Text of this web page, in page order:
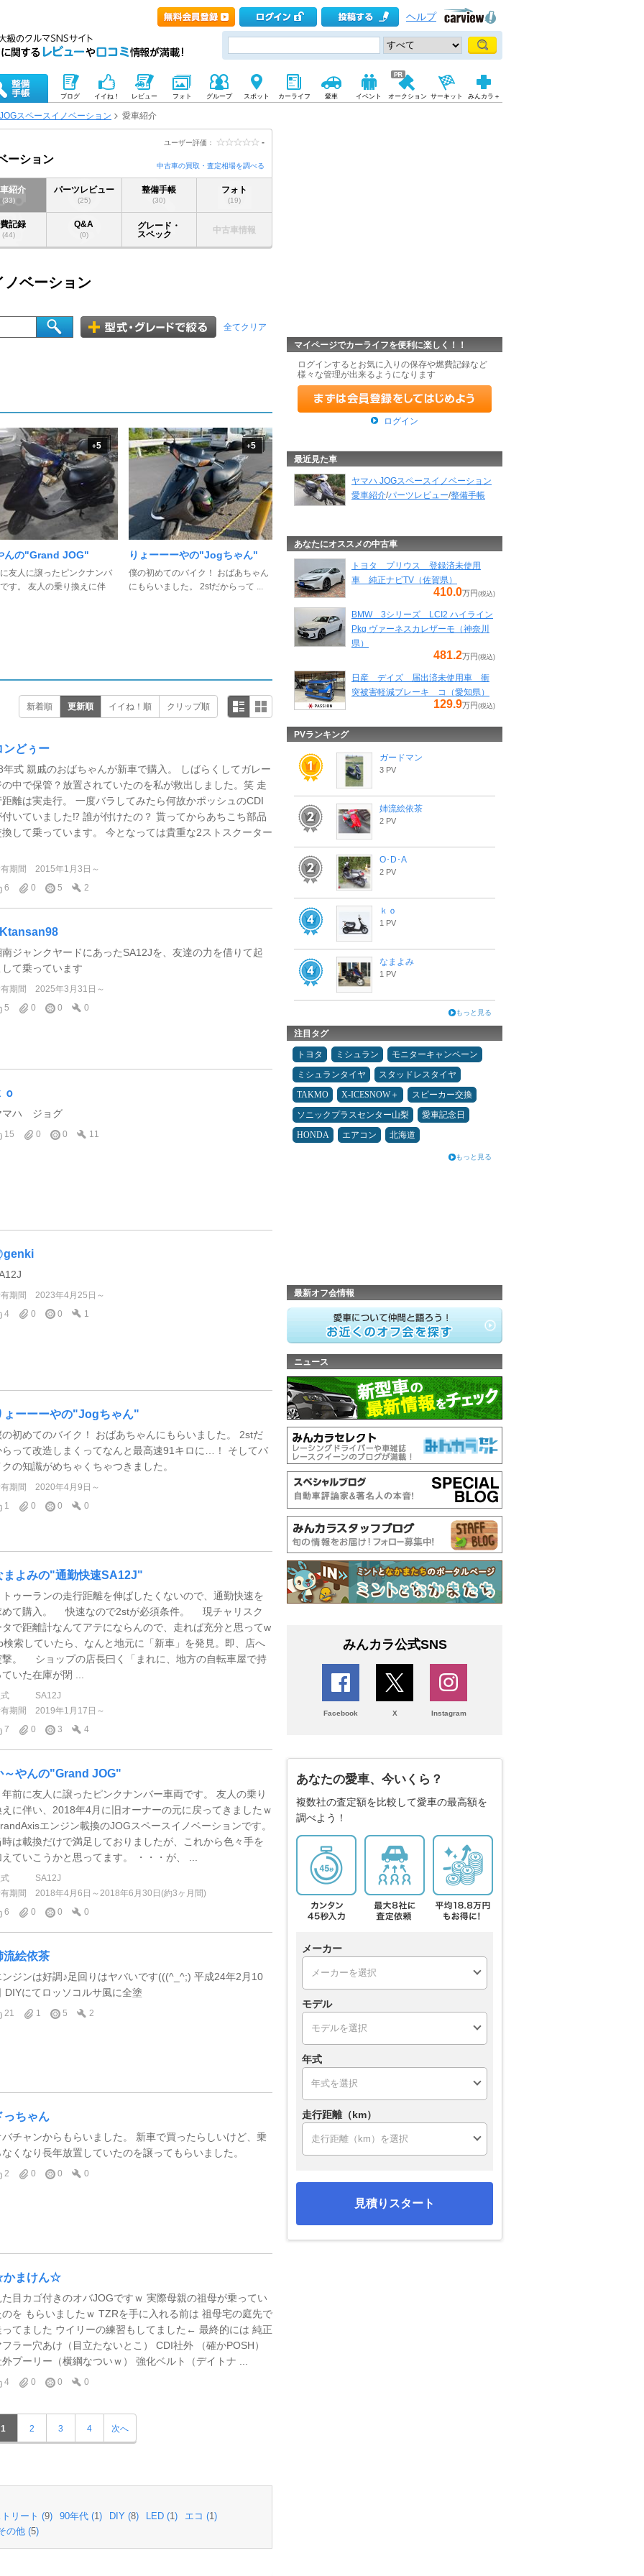
ヘルプ
ブログ イイね！ レビュー フォト グループ スポット カーライフ 愛車 イベント オークション サーキット みんカラ＋
JOGスペースイノベーション 愛車紹介
ユーザー評価： -
ーション
中古車の買取・査定相場を調べる
紹介
(33)
パーツレビュー
(25)
整備手帳
(30)
フォト
(19)
記録
(44)
Q&A
(0)
グレード・
スペック
中古車情報
ベーション
全てクリア
+5
んの"Grand JOG"
友人に譲ったピンクナンバ
す。 友人の乗り換えに伴
+5
りょーーーやの"Jogちゃん"
僕の初めてのバイク！ おばあちゃん
にもらいました。 2stだからって ...
新着順 更新順 イイね！順 クリップ順
ンどぅー
年式 親戚のおばちゃんが新車で購入。 しばらくしてガレー
の中で保管？放置されていたのを私が救出しました。笑 走
距離は実走行。 一度バラしてみたら何故かポッシュのCDI
付いていました⁉︎ 誰が付けたの？ 貰ってからあちこち部品
換して乗っています。 今となっては貴重な2ストスクーター
期間
2015年1月3日～
6
0 5 2
南ジャンクヤードにあったSA12Jを、友達の力を借りて起
して乗っています
期間
2025年3月31日～
5
0 0 0
ｏ
マハ ジョグ
15 0 0 11
期間
2023年4月25日～
4
0 0 1
ょーーーやの"Jogちゃん"
の初めてのバイク！ おばあちゃんにもらいました。 2stだ
らって改造しまくってなんと最高速91キロに…！ そしてバ
クの知識がめちゃくちゃつきました。
期間
2020年4月9日～
1
0 0 0
まよみの"通勤快速SA12J"
ゥーランの走行距離を伸ばしたくないので、通勤快速を
めて購入。 快速なので2stが必須条件。 現チャリスク
タで距離計なんてアテにならんので、走れば充分と思ってw
検索していたら、なんと地元に「新車」を発見。即、店へ
撃。 ショップの店長曰く「まれに、地方の自転車屋で持
いた在庫が閉 ...
SA12J
期間
2019年1月17日～
7
0 3 4
～やんの"Grand JOG"
年前に友人に譲ったピンクナンバー車両です。 友人の乗り
えに伴い、2018年4月に旧オーナーの元に戻ってきましたｗ
エンジン載換のJOGスペースイノベーションです。
時は載換だけで満足しておりましたが、これから色々手を
えていこうかと思ってます。 ・・・が、 ...
SA12J
期間
2018年4月6日～2018年6月30日(約3ヶ月間)
6
0 0 0
流絵依茶
ンジンは好調♪足回りはヤバいです(((^_^;) 平成24年2月10
DIYにてロッソコルサ風に全塗
21 1 5 2
っちゃん
バチャンからもらいました。 新車で買ったらしいけど、乗
なくなり長年放置していたのを譲ってもらいました。
2 0 0 0
まけん☆
た目カゴ付きのオバJOGですｗ 実際母親の祖母が乗ってい
のを もらいましたｗ TZRを手に入れる前は 祖母宅の庭先で
ってました ウイリーの練習もしてました← 最終的には 純正
フラー穴あけ（目立たないとこ） CDI社外 （確かPOSH）
外プーリー（横綱なついｗ） 強化ベルト（デイトナ ...
4 0 0 0
1 2 3 4 次へ
リート (9) 90年代 (1) DIY (8) LED (1) エコ (1)
の他 (5)
マイページでカーライフを便利に楽しく！！
ログインするとお気に入りの保存や燃費記録など
様々な管理が出来るようになります
ログイン
最近見た車
ヤマハ JOGスペースイノベーション
愛車紹介/パーツレビュー/整備手帳
あなたにオススメの中古車
トヨタ プリウス 登録済未使用
車 純正ナビTV（佐賀県）
410.0万円 (税込)
BMW 3シリーズ LCI2 ハイライン
Pkg ヴァーネスカレザーモ（神奈川
県）
481.2万円 (税込)
日産 デイズ 届出済未使用車 衝
突被害軽減ブレーキ コ（愛知県）
129.9万円 (税込)
PVランキング
ガードマン
3 PV
姉流絵依茶
2 PV
O･D･A
2 PV
ｋｏ
1 PV
なまよみ
1 PV
もっと見る
注目タグ
トヨタ ミシュラン
モニターキャンペーン
ミシュランタイヤ
スタッドレスタイヤ
TAKMO
X-ICESNOW＋
スピーカー交換
ソニックプラスセンター山梨
愛車記念日
HONDA
エアコン 北海道
もっと見る
最新オフ会情報
ニュース
みんカラ公式SNS
Facebook X Instagram
あなたの愛車、今いくら？
複数社の査定額を比較して愛車の最高額を
調べよう！
メーカー
モデル
年式
走行距離（km）
見積りスタート